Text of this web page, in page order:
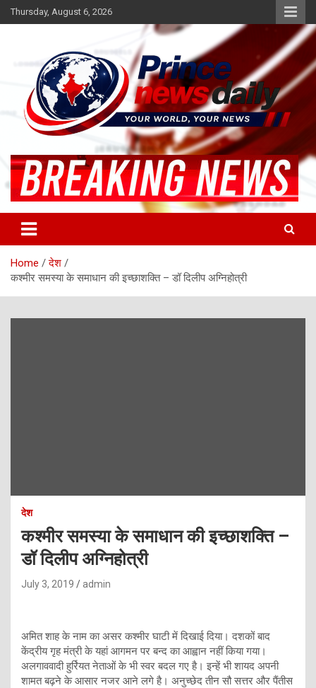
Skip
to
Thursday, August 6, 2026
Princenews Daily
Home
देश
कश्मीर समस्या के समाधान की इच्छाशक्ति – डॉ दिलीप अग्निहोत्री
देश
कश्मीर समस्या के समाधान की इच्छाशक्ति –
डॉ दिलीप अग्निहोत्री
July 3, 2019 admin
अमित शाह के नाम का असर कश्मीर घाटी में दिखाई दिया। दशकों बाद
केंद्रीय गृह मंत्री के यहां आगमन पर बन्द का आह्वान नहीं किया गया।
अलगाववादी हुर्रियत नेताओं के भी स्वर बदल गए है। इन्हें भी शायद अपनी
शामत बढ़ने के आसार नजर आने लगे है। अनुच्छेद तीन सौ सत्तर और पैंतीस